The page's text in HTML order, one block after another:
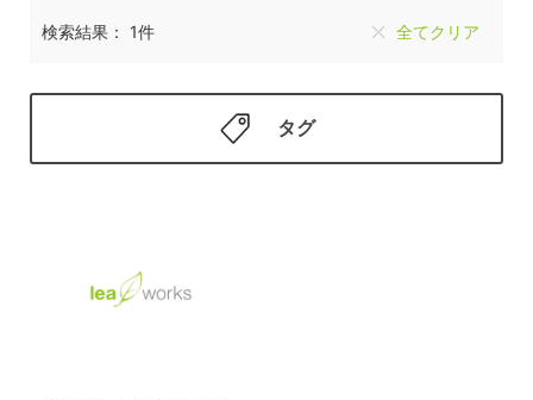
検索結果： 1件 全てクリア
タグ